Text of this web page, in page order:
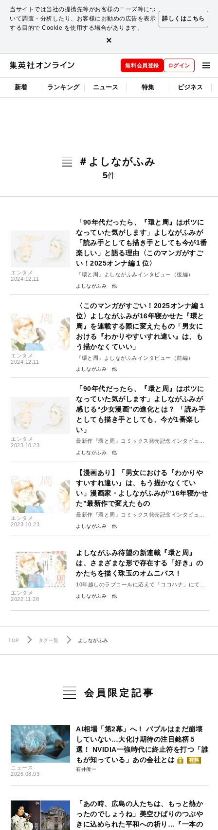
当サイトでは当社の提携先等がお客様のニーズ等につ
いて調査・分析したり、お客様にお勧めの広告を表示
する目的で Cookie を使用する場合があります。
詳しくはこちら
×
無料会員登録 ログイン
新着 ランキング ニュース 特集 ビジネス
＃よしながふみ
5件
エンタメ
2024.12.11
「90年代だったら、『環と周』はボツに
なっていた気がします」よしながふみが
「読み手としても描き手としても今が1番
楽しい」と語る理由〈このマンガがすご
い！2025オンナ編１位〉
『環と周』よしながふみインタビュー（後編）
よしながふみ
エンタメ
2024.12.11
〈このマンガがすごい！2025オンナ編１
位〉よしながふみが16年寝かせた『環と
周』を連載する際に変えたもの「男女に
おける『わかりやすいすれ違い』は、も
う描かなくていい」
『環と周』よしながふみインタビュー（前編）
よしながふみ
エンタメ
2023.10.23
「90年代だったら、『環と周』はボツに
なっていた気がします」よしながふみが
感じる“少女漫画”の進化とは？ 「読み手
としても描き手としても、今が1番楽し
い」
最新作『環と周』コミックス発売記念インタビュー
（後編）
よしながふみ
エンタメ
2023.10.23
【漫画あり】「男女における『わかりや
すいすれ違い』は、もう描かなくてい
い」漫画家・よしながふみが”16年寝かせ
た”最新作で変えたもの
最新作『環と周』コミックス発売記念インタビュー
（前編）
よしながふみ
エンタメ
2022.11.28
よしながふみ待望の新連載『環と周』
は、さまざまな形で存在する「好き」の
かたちを描く珠玉のオムニバス！
10年越しのラブコールに応えて「ココハナ」にて隔
月連載スタート！
よしながふみ
TOP タグ一覧 よしながふみ
会員限定記事
ニュース
2026.08.03
AI相場「第2幕」へ！ バブルはまだ崩壊
していない…大化け期待の注目銘柄５
選！ NVIDIA一強時代に終止符を打つ「誰
もが知っている」あの会社とは
有料
石井僚一
「あの時、広島の人たちは、もっと熱か
ったのでしょうね」美空ひばりのつぶや
きに込められた平和への祈り…『一本の